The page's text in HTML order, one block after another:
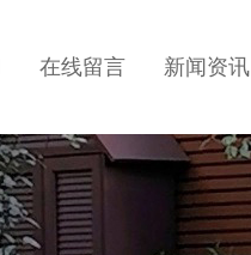
在线留言 新闻资讯